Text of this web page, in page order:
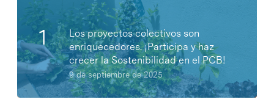
Los proyectos colectivos son
enriquecedores. ¡Participa y haz
crecer la Sostenibilidad en el PCB!
9 de septiembre de 2025